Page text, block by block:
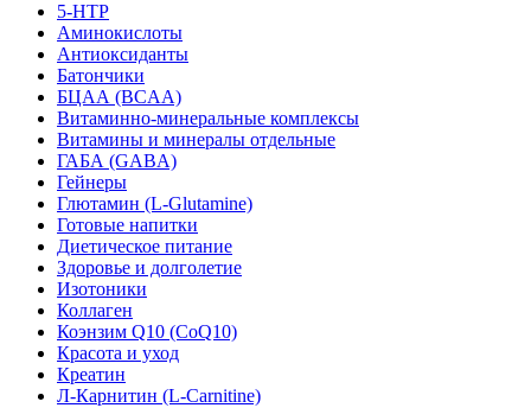
5-HTP
Аминокислоты
Антиоксиданты
Батончики
БЦАА (BCAA)
Витаминно-минеральные комплексы
Витамины и минералы отдельные
ГАБА (GABA)
Гейнеры
Глютамин (L-Glutamine)
Готовые напитки
Диетическое питание
Здоровье и долголетие
Изотоники
Коллаген
Коэнзим Q10 (CoQ10)
Красота и уход
Креатин
Л-Карнитин (L-Сarnitine)